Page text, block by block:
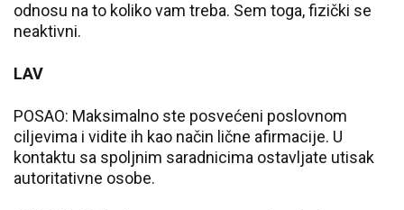
odnosu na to koliko vam treba. Sem toga, fizički se
neaktivni.
LAV
POSAO: Maksimalno ste posvećeni poslovnom
ciljevima i vidite ih kao način lične afirmacije. U
kontaktu sa spoljnim saradnicima ostavljate utisak
autoritativne osobe.